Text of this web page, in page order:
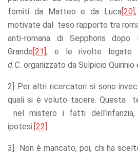
forniti da Matteo e da Luca [20]
motivate dal teso rapporto tra
anti-romana di Sepphoris
Grande [21] ; e le rivolte legate
d.C. organizzato da Sulpicio Quirinio
2] Per altri ricercatori si sono
quali si è voluto tacere. Questa
nel mistero i fatti dell’infanzia,
ipotesi. [22]
3] Non è mancato, poi, chi ha